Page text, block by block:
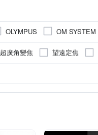
OLYMPUS OM SYSTEM
其他品牌
超廣角變焦 望遠定焦